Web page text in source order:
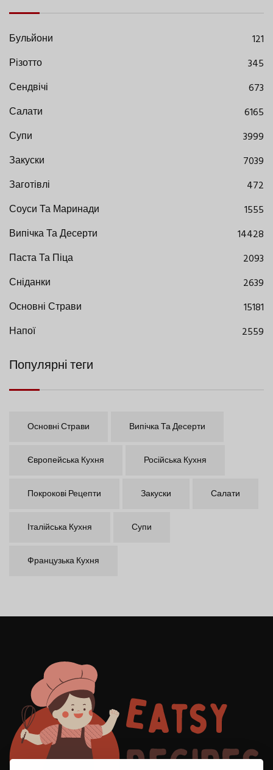
Бульйони
121
Різотто
345
Сендвічі
673
Салати
6165
Супи
3999
Закуски
7039
Заготівлі
472
Соуси Та Маринади
1555
Випічка Та Десерти
14428
Паста Та Піца
2093
Сніданки
2639
Основні Страви
15181
Напої
2559
Популярні теги
Основні Страви Випічка Та Десерти
Європейська Кухня Російська Кухня
Покрокові Рецепти Закуски Салати
Італійська Кухня Супи
Французька Кухня